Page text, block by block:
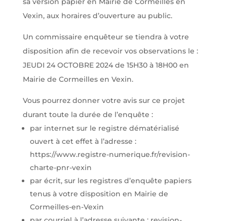
Vexin, aux horaires d’ouverture au public.
Un commissaire enquêteur se tiendra à votre
disposition afin de recevoir vos observations le :
JEUDI 24 OCTOBRE 2024 de 15H30 à 18H00 en
Mairie de Cormeilles en Vexin.
Vous pourrez donner votre avis sur ce projet
durant toute la durée de l’enquête :
par internet sur le registre dématérialisé
ouvert à cet effet à l’adresse :
https://www.registre-numerique.fr/revision-
charte-pnr-vexin
par écrit, sur les registres d’enquête papiers
tenus à votre disposition en Mairie de
Cormeilles-en-Vexin